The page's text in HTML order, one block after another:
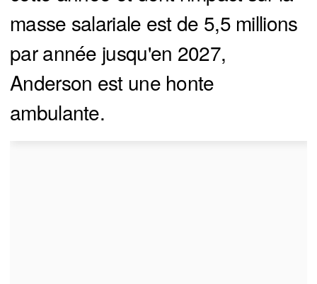
masse salariale est de 5,5 millions
par année jusqu'en 2027,
Anderson est une honte
ambulante.